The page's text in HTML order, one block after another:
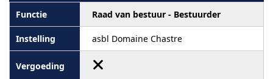
Raad van bestuur - Bestuurder
asbl Domaine Chastre